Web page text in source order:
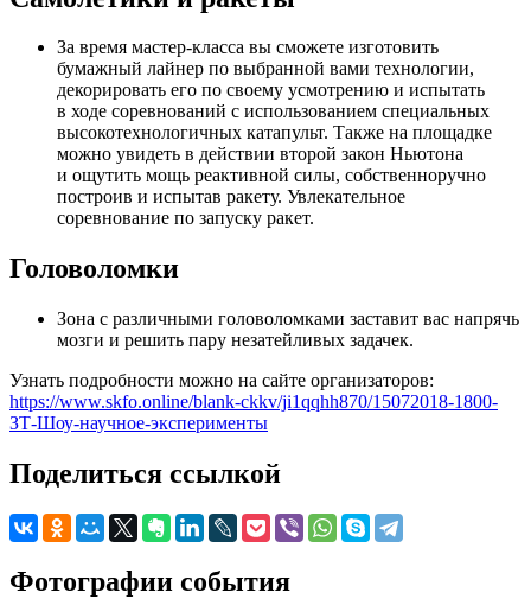
За время мастер-класса вы сможете изготовить
бумажный лайнер по выбранной вами технологии,
декорировать его по своему усмотрению и испытать
в ходе соревнований с использованием специальных
высокотехнологичных катапульт. Также на площадке
можно увидеть в действии второй закон Ньютона
и ощутить мощь реактивной силы, собственноручно
построив и испытав ракету. Увлекательное
соревнование по запуску ракет.
Головоломки
Зона с различными головоломками заставит вас напрячь
мозги и решить пару незатейливых задачек.
Узнать подробности можно на сайте организаторов:
https://www.skfo.online/blank-ckkv/ji1qqhh870/15072018-1800-
ЗТ-Шоу-научное-эксперименты
Поделиться ссылкой
Фотографии события